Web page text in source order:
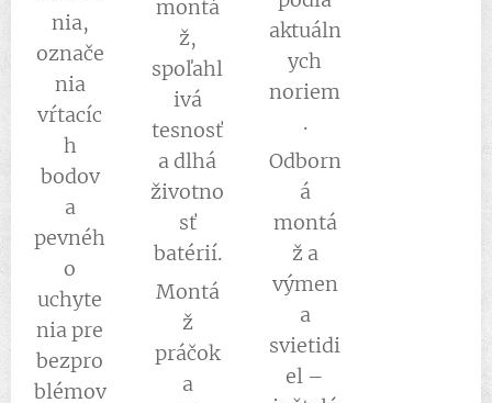
nia,
označe
nia
vŕtacíc
h
bodov
a
pevnéh
o
uchyte
nia pre
bezpro
blémov
montá
ž,
spoľahl
ivá
tesnosť
a dlhá
životno
sť
batérií.
Montá
ž
práčok
a
aktuáln
ych
noriem
.
Odborn
á
montá
ž a
výmen
a
svietidi
el –